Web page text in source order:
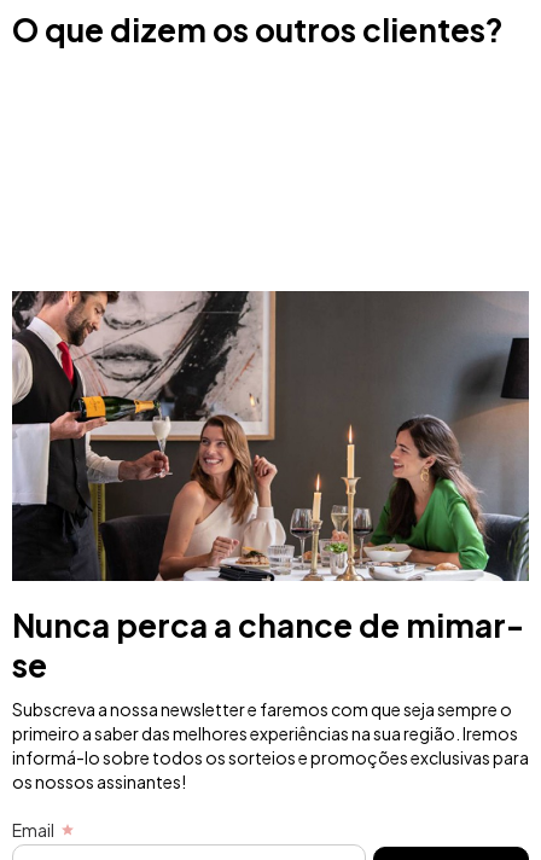
O que dizem os outros clientes?
Nunca perca a chance de mimar-
se
Subscreva a nossa newsletter e faremos com que seja sempre o
primeiro a saber das melhores experiências na sua região. Iremos
informá-lo sobre todos os sorteios e promoções exclusivas para
os nossos assinantes!
Email